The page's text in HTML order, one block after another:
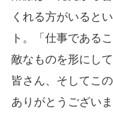
くれる方がいると
ト。「仕事である
敵なものを形にし
皆さん、そしてこ
ありがとうござい